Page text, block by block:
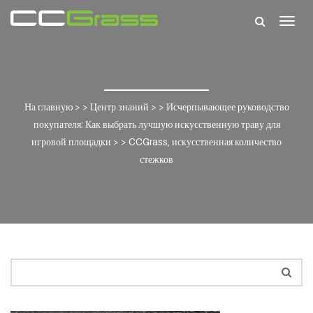
На главную> > Центр знаний > > Исчерпывающее руководство
покупателя: Как выбрать лучшую искусственную траву для
игровой площадки > > CCGrass, искусственная количество
стежков